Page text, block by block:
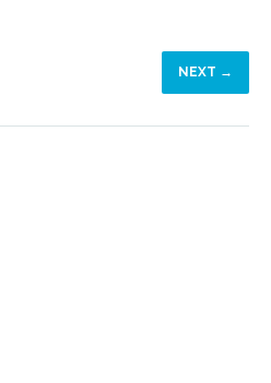
NEXT →